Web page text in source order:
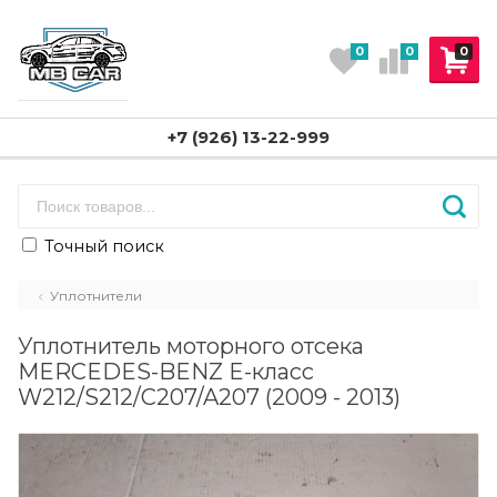
0
0 0
+7 (926) 13-22-999
Точный поиск
Уплотнители
Уплотнитель моторного отсека
MERCEDES-BENZ E-класс
W212/S212/C207/A207 (2009 - 2013)